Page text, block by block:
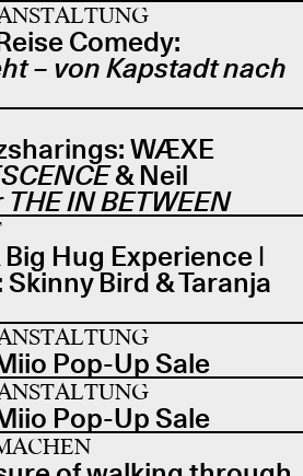
Comedy:
– von Kapstadt nach
WÆXE
& Neil
THE IN BETWEEN
Big Hug Experience |
Bird & Taranja
Pop-Up Sale
Pop-Up Sale